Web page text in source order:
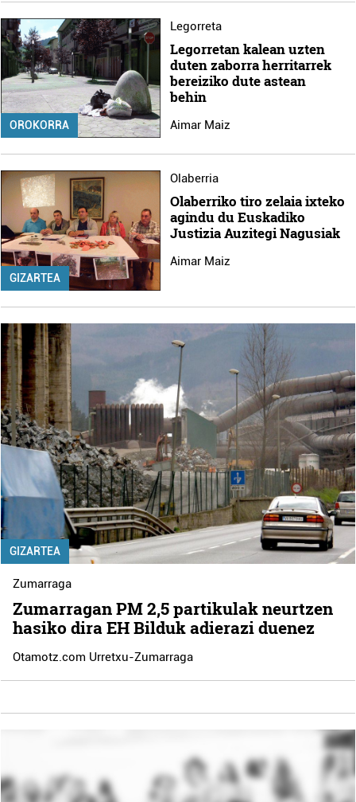
OROKORRA
Legorreta
Legorretan kalean uzten
duten zaborra herritarrek
bereiziko dute astean
behin
Aimar Maiz
GIZARTEA
Olaberria
Olaberriko tiro zelaia ixteko
agindu du Euskadiko
Justizia Auzitegi Nagusiak
Aimar Maiz
GIZARTEA
Zumarraga
Zumarragan PM 2,5 partikulak neurtzen
hasiko dira EH Bilduk adierazi duenez
Otamotz.com Urretxu-Zumarraga